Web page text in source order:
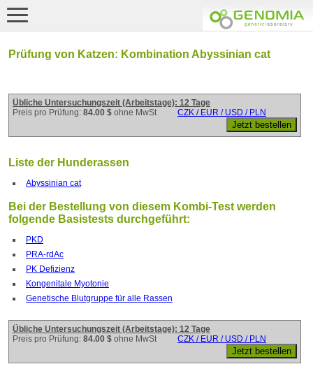
Prüfung von Katzen: Kombination Abyssinian cat
Übliche Untersuchungszeit (Arbeitstage): 12 Tage
Preis pro Prüfung: 84.00 $ ohne MwSt CZK / EUR / USD / PLN
Liste der Hunderassen
Abyssinian cat
Bei der Bestellung von diesem Kombi-Test werden
folgende Basistests durchgeführt:
PKD
PRA-rdAc
PK Defizienz
Kongenitale Myotonie
Genetische Blutgruppe für alle Rassen
Übliche Untersuchungszeit (Arbeitstage): 12 Tage
Preis pro Prüfung: 84.00 $ ohne MwSt CZK / EUR / USD / PLN